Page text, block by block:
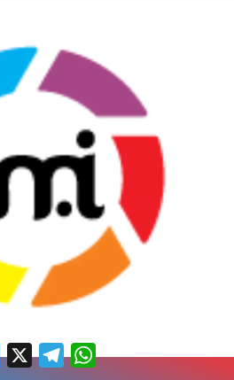
Facebook
X Telegram